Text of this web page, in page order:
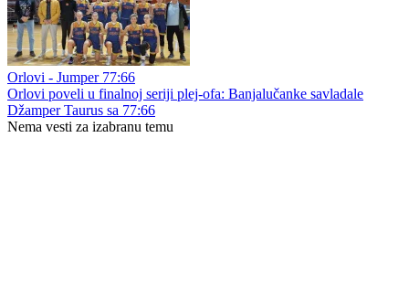
Orlovi - Jumper 77:66
Orlovi poveli u finalnoj seriji plej-ofa: Banjalučanke savladale
Džamper Taurus sa 77:66
Nema vesti za izabranu temu